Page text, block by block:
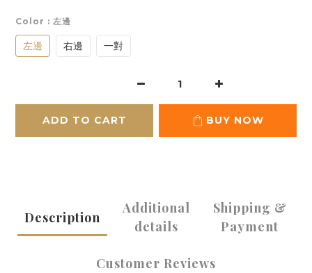
Color : 左邊
左邊 右邊 一對
ADD TO CART BUY NOW
Description
Additional
details
Shipping &
Payment
Customer Reviews